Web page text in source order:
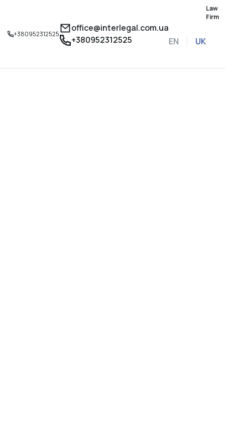
+380952312525
Law
Firm
office@interlegal.com.ua
+380952312525
EN UK